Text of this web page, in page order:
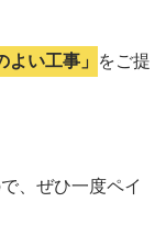
い工事」
をご提
、ぜひ一度ペイ